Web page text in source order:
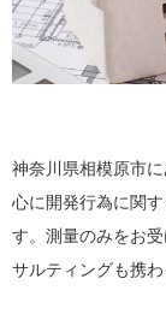
神奈川県相模原市
心に開発行為に関
す。測量のみをお
サルティングも携わ